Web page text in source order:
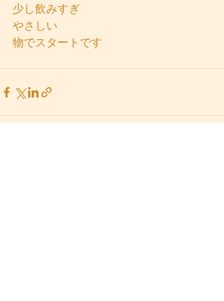
少し飲みすぎ
やさしい
物でスタートです